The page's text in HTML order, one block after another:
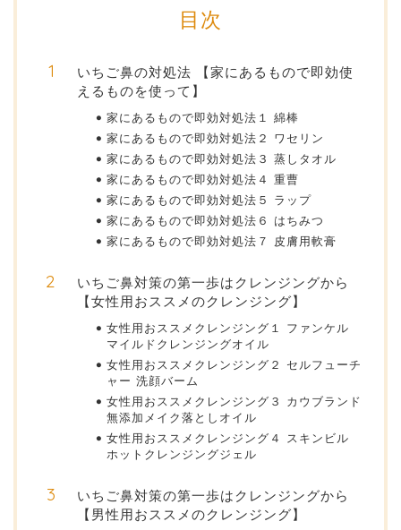
目次
いちご鼻の対処法 【家にあるもので即効使
えるものを使って】
家にあるもので即効対処法１ 綿棒
家にあるもので即効対処法２ ワセリン
家にあるもので即効対処法３ 蒸しタオル
家にあるもので即効対処法４ 重曹
家にあるもので即効対処法５ ラップ
家にあるもので即効対処法６ はちみつ
家にあるもので即効対処法７ 皮膚用軟膏
いちご鼻対策の第一歩はクレンジングから
【女性用おススメのクレンジング】
女性用おススメクレンジング１ ファンケル
マイルドクレンジングオイル
女性用おススメクレンジング２ セルフューチ
ャー 洗顔バーム
女性用おススメクレンジング３ カウブランド
無添加メイク落としオイル
女性用おススメクレンジング４ スキンビル
ホットクレンジングジェル
いちご鼻対策の第一歩はクレンジングから
【男性用おススメのクレンジング】